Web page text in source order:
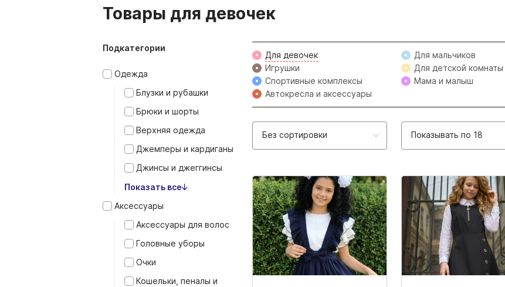
Товары для девочек
Подкатегории
Одежда
Блузки и рубашки
Брюки и шорты
Верхняя одежда
Джемперы и кардиганы
Джинсы и джеггинсы
Показать все
Аксессуары
Аксессуары для волос
Головные уборы
Очки
Кошельки, пеналы и
Для девочек Для мальчиков
Игрушки
Для детской комнаты
Спортивные комплексы
Мама и малыш
Автокресла и аксессуары
Без сортировки Показывать по 18